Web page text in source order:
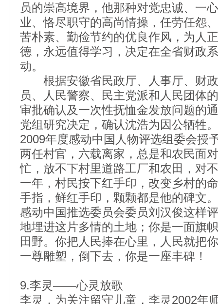
员的崇高境界，他那种对党忠诚、一
业、恪尽职守的高尚情操，任劳任怨
苦朴素、勤俭节约的优良作风，为人
德，永远值得学习，决定在全省财政
动。
根据安徽省民政厅、人事厅、财政
员、人民警察、民主党派和人民团体
审批确认及一次性抚恤金发放问题的
党组研究决定，确认沈浩为因公牺牲。
2009年度感动中国人物评选组委会授
两任村官，六载离家，总是和农民面
忙，放不下村里道路工厂和农田，对
一年，村民按下红手印，改变乡村的
手指，鲜红手印，颗颗都是他的碑文。
感动中国推选委员会委员刘汉俊这样
地埋进这片多情的土地；你是一面旗
田野。你把人民捧在心里，人民就把
一尊雕塑，倒下去，你是一座丰碑！
9.李灵——心灵放歌
李灵，为关注留守儿童，李灵2002年